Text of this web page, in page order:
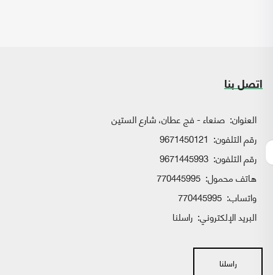
اتصل بنا
العنوان: صنعاء - فج عطان، شارع الستين
رقم التلفون: 9671450121
رقم التلفون: 9671445993
هاتف محمول: 770445995
واتساب:
البريد الإلكتروني: راسلنا
راسلنا